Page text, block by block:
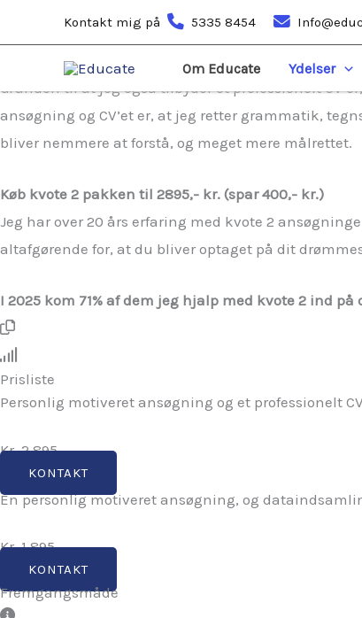
til
indholdet
Kontakt mig på 5335 8454
Om Educate Ydelser
Optimer din mulighed for at blive optaget via kvote 2
Jeg hjælper dig med at optimere din mulighed for
et professionelt CV, eller. blot en motiveret
Grunden til at jeg også tilbyder et professionelt CV
ansøgning og CV’et er, at jeg retter grammatik,
bliver nemmere at forstå, og meget mere målrettet.
Køb kvote 2 pakken til 2895,- kr. (spar 400,- kr.)
Jeg har over 20 års erfaring med kvote 2
altafgørende for, at du bliver optaget på dit
I 2025 kom 71% af dem jeg hjalp med kvote 2 ind
Prisliste
Personlig motiveret ansøgning og et professionelt
Kr. 2.895,-
KONTAKT
En personlig motiveret ansøgning, og
Kr. 1.895,-
KONTAKT
Fremgangsmåde